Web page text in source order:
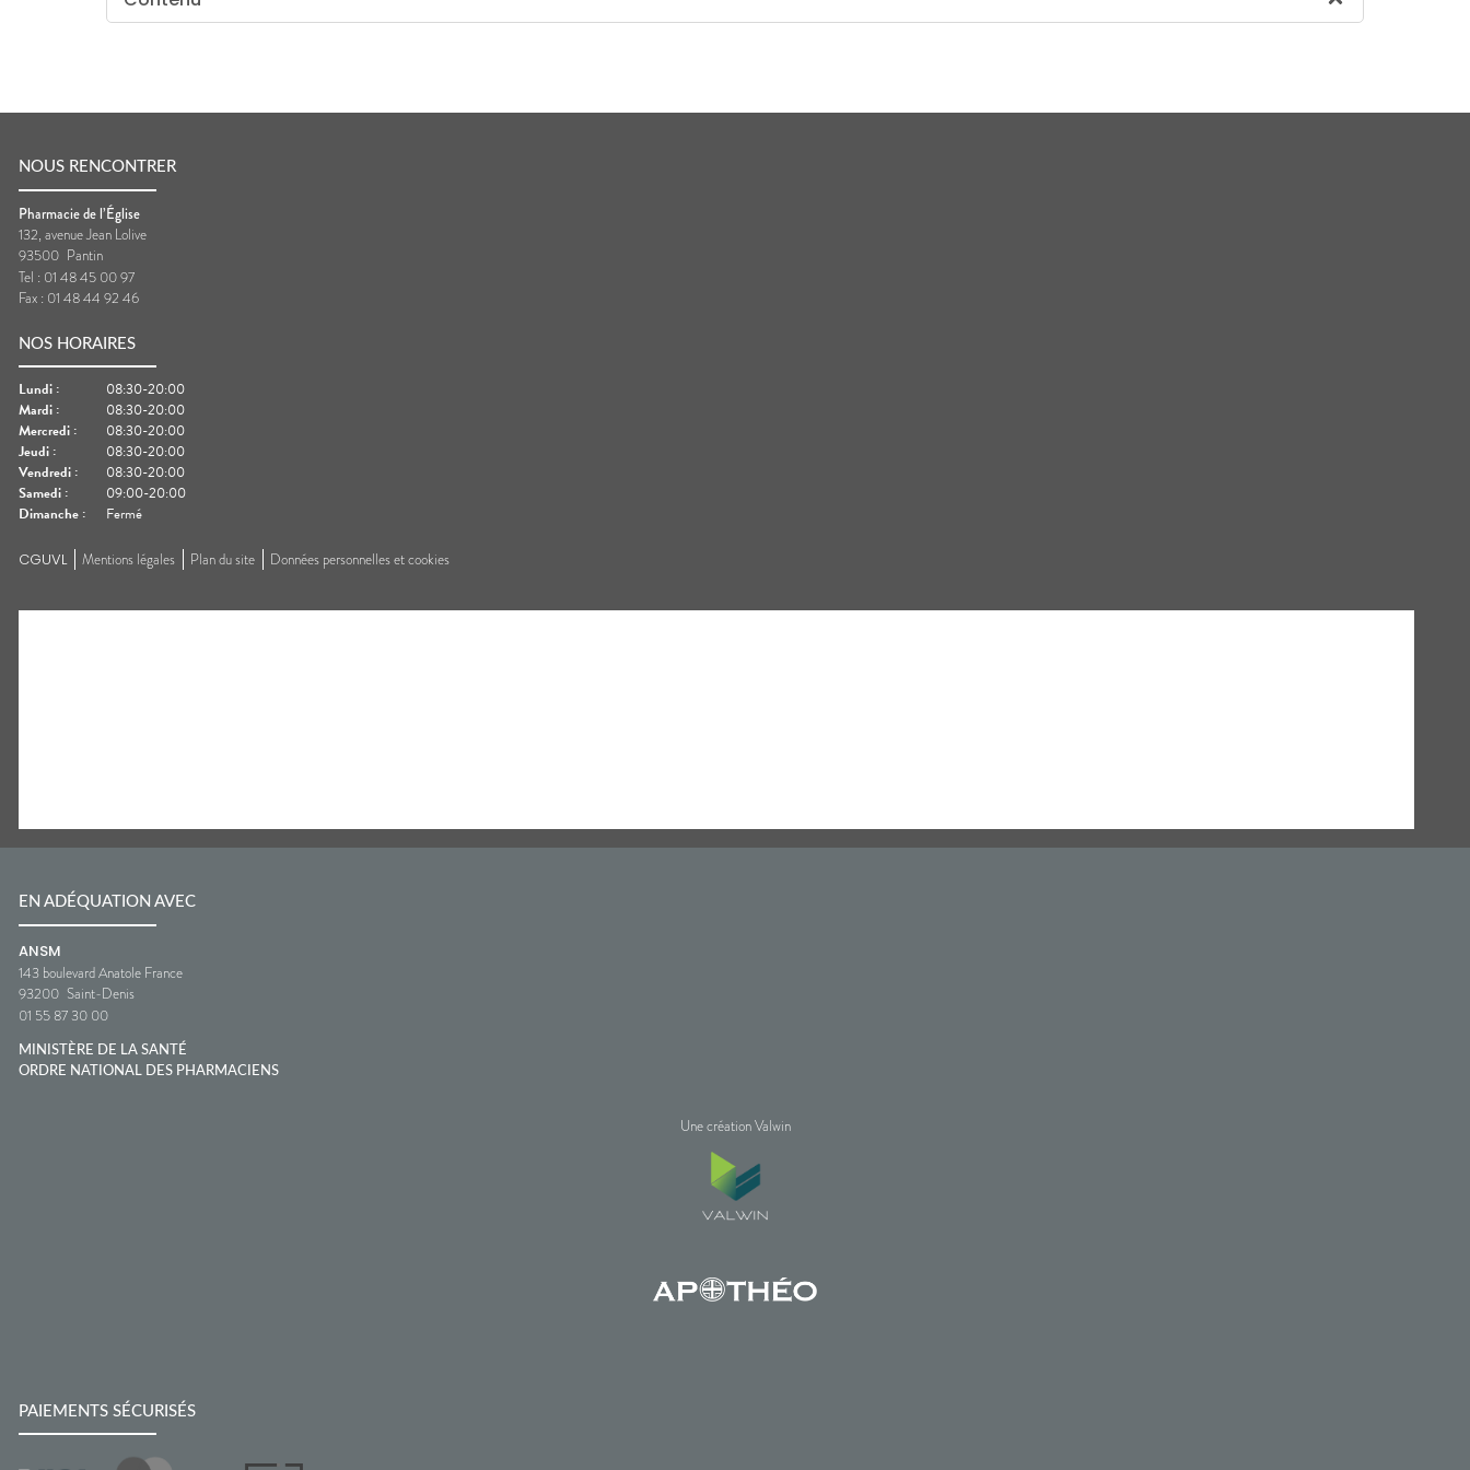
NOUS RENCONTRER
Pharmacie de l’Église
132, avenue Jean Lolive
93500 Pantin
Tel : 01 48 45 00 97
Fax : 01 48 44 92 46
NOS HORAIRES
Lundi :
08:30-20:00
Mardi :
08:30-20:00
Mercredi :
08:30-20:00
Jeudi :
08:30-20:00
Vendredi :
08:30-20:00
Samedi :
09:00-20:00
Dimanche : Fermé
CGUVL Mentions légales Plan du site Données personnelles et cookies
EN ADÉQUATION AVEC
ANSM
143 boulevard Anatole France
93200 Saint-Denis
01 55 87 30 00
MINISTÈRE DE LA SANTÉ
ORDRE NATIONAL DES PHARMACIENS
Une création Valwin
PAIEMENTS SÉCURISÉS